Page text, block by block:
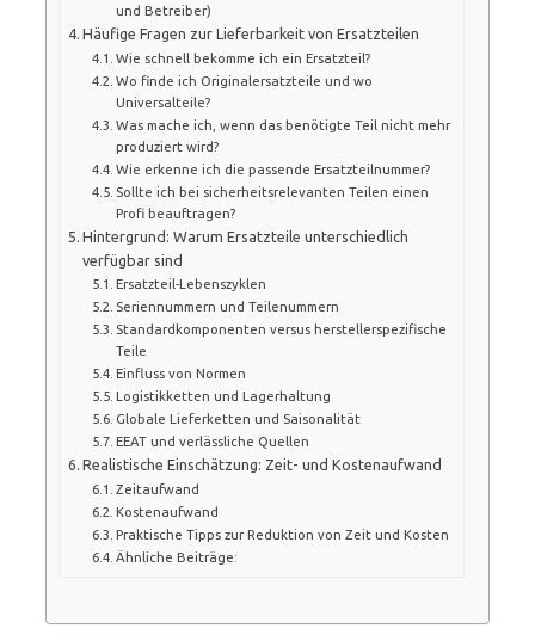
und Betreiber)
Häufige Fragen zur Lieferbarkeit von Ersatzteilen
Wie schnell bekomme ich ein Ersatzteil?
Wo finde ich Originalersatzteile und wo
Universalteile?
Was mache ich, wenn das benötigte Teil nicht mehr
produziert wird?
Wie erkenne ich die passende Ersatzteilnummer?
Sollte ich bei sicherheitsrelevanten Teilen einen
Profi beauftragen?
Hintergrund: Warum Ersatzteile unterschiedlich
verfügbar sind
Ersatzteil-Lebenszyklen
Seriennummern und Teilenummern
Standardkomponenten versus herstellerspezifische
Teile
Einfluss von Normen
Logistikketten und Lagerhaltung
Globale Lieferketten und Saisonalität
EEAT und verlässliche Quellen
Realistische Einschätzung: Zeit- und Kostenaufwand
Zeitaufwand
Kostenaufwand
Praktische Tipps zur Reduktion von Zeit und Kosten
Ähnliche Beiträge: